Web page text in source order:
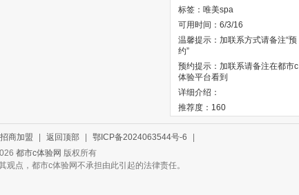
标签：唯美spa
可用时间：6/3/16
温馨提示：加联系方式请备注“预
约”
预约提示：加联系请备注在都市c
体验平台看到
详细介绍：
推荐度：160
招商加盟 返回顶部 鄂ICP备2024063544号-6
都市c体验网 版权所有
点，都市c体验网不承担由此引起的法律责任。